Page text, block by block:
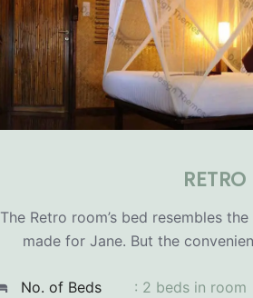
RETRO
The Retro room’s bed resembles
made for Jane. But the
No. of Beds
: 2 beds in room